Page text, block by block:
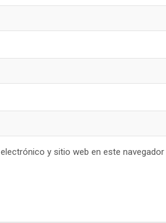
y sitio web en este